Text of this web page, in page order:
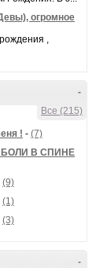
огромное
,
-
Все (215)
! - (7)
В СПИНЕ
(9)
(1)
(3)
-